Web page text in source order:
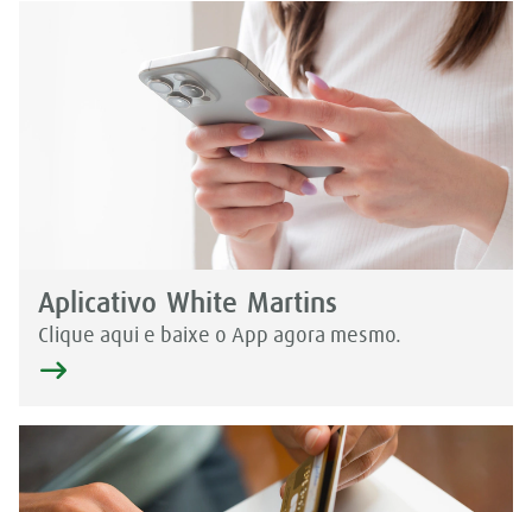
Aplicativo White Martins
Clique aqui e baixe o App agora mesmo.